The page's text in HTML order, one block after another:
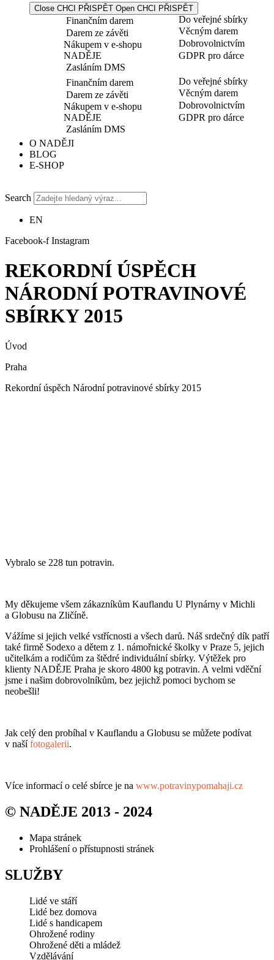
Close CHCI PŘISPĚT Open CHCI PŘISPĚT
Finančním darem
Darem ze závěti
Nákupem v e-shopu
NADĚJE
Zasláním DMS
Do veřejné sbírky
Věcným darem
Dobrovolnictvím
GDPR pro dárce
Finančním darem
Darem ze závěti
Nákupem v e-shopu
NADĚJE
Zasláním DMS
Do veřejné sbírky
Věcným darem
Dobrovolnictvím
GDPR pro dárce
O NADĚJI
BLOG
E-SHOP
Search
EN
Facebook-f Instagram
REKORDNÍ ÚSPĚCH
NÁRODNÍ POTRAVINOVÉ
SBÍRKY 2015
Úvod
Praha
Rekordní úspěch Národní potravinové sbírky 2015
Vybralo se 228 tun potravin.
My děkujeme všem zákazníkům Kauflandu U Plynárny v Michli
a Globusu na Zličíně.
Vážíme si jejich velké vstřícnosti a všech darů. Náš srdečný dík patří
také firmě Sodexo a dětem z 1. námořnické školky v Praze 5, jejich
učitelkám a rodičům za štědré individuální sbírky. Výtěžek pro
klienty NADĚJE Praha je skoro 4800 kg potravin. A velmi vděční
jsme i našim dobrovolníkům, bez jejichž pomoci bychom se
neobešli!
Jak celý den probíhal v Kauflandu a Globusu se můžete podívat
v našífotogalerii.
Více informací o celé sbírce je na www.potravinypomahaji.cz
© NADĚJE 2013 - 2024
Mapa stránek
Prohlášení o přístupnosti stránek
SLUŽBY
Lidé ve stáří
Lidé bez domova
Lidé s handicapem
Ohrožené rodiny
Ohrožené děti a mládež
Vzdělávání